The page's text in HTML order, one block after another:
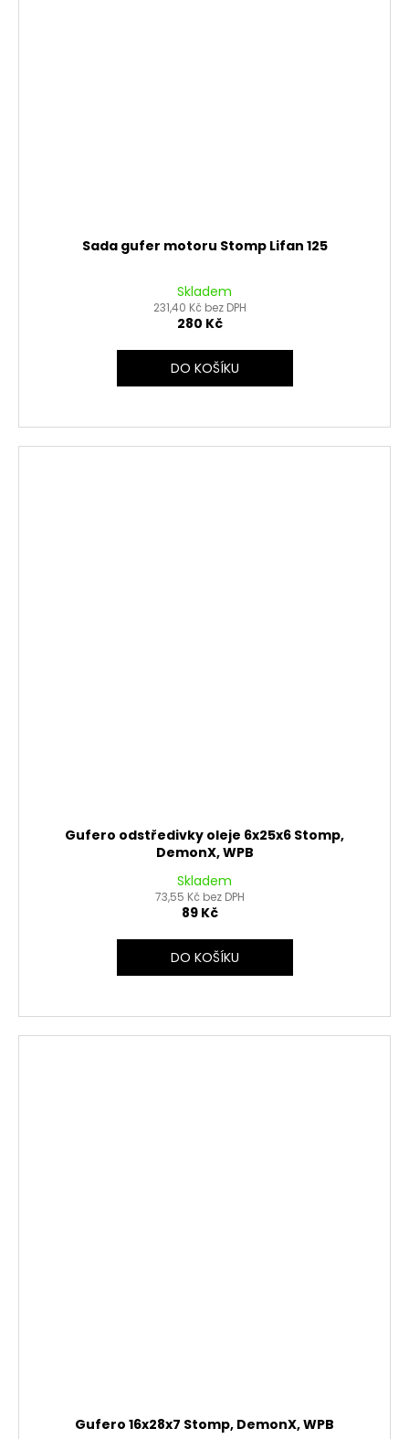
Sada gufer motoru Stomp Lifan 125
Skladem
231,40 Kč bez DPH
280 Kč
DO KOŠÍKU
Gufero odstředivky oleje 6x25x6 Stomp,
DemonX, WPB
Skladem
73,55 Kč bez DPH
89 Kč
DO KOŠÍKU
Gufero 16x28x7 Stomp, DemonX, WPB